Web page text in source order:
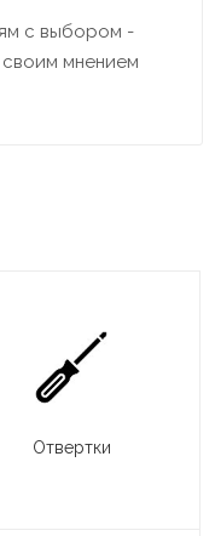
с выбором -
своим мнением
Отвертки